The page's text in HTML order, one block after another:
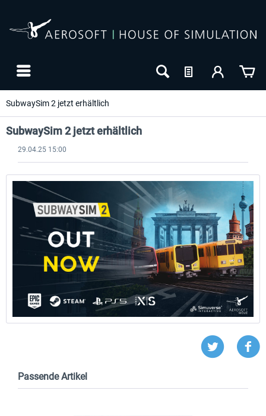
SubwaySim 2 jetzt erhältlich
SubwaySim 2 jetzt erhältlich
29.04.25 15:00
Passende Artikel